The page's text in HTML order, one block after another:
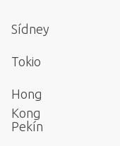
Sídney
Tokio
Hong
Kong
Pekín